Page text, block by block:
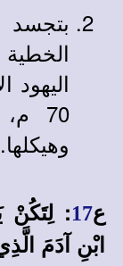
بتجسد
اليهود
70
وهيكلها.
ع17: لِتَكُنْ
ابْنِ آدَمَ